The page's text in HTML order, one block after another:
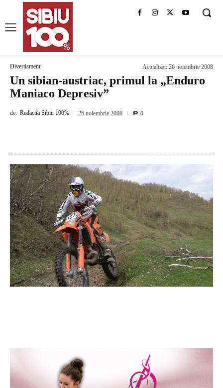
Divertisment Actualizat: 26 noiembrie 2008
Un sibian-austriac, primul la „Enduro
Maniaco Depresiv”
de: Redactia Sibiu 100% 26 noiembrie 2008 0